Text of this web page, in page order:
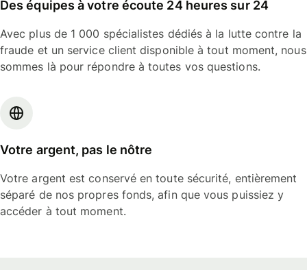
Des équipes à votre écoute 24 heures sur 24
Avec plus de 1 000 spécialistes dédiés à la lutte contre la
fraude et un service client disponible à tout moment, nous
sommes là pour répondre à toutes vos questions.
Votre argent, pas le nôtre
Votre argent est conservé en toute sécurité, entièrement
séparé de nos propres fonds, afin que vous puissiez y
accéder à tout moment.